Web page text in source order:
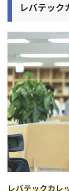
レバテック
レバテックカレ